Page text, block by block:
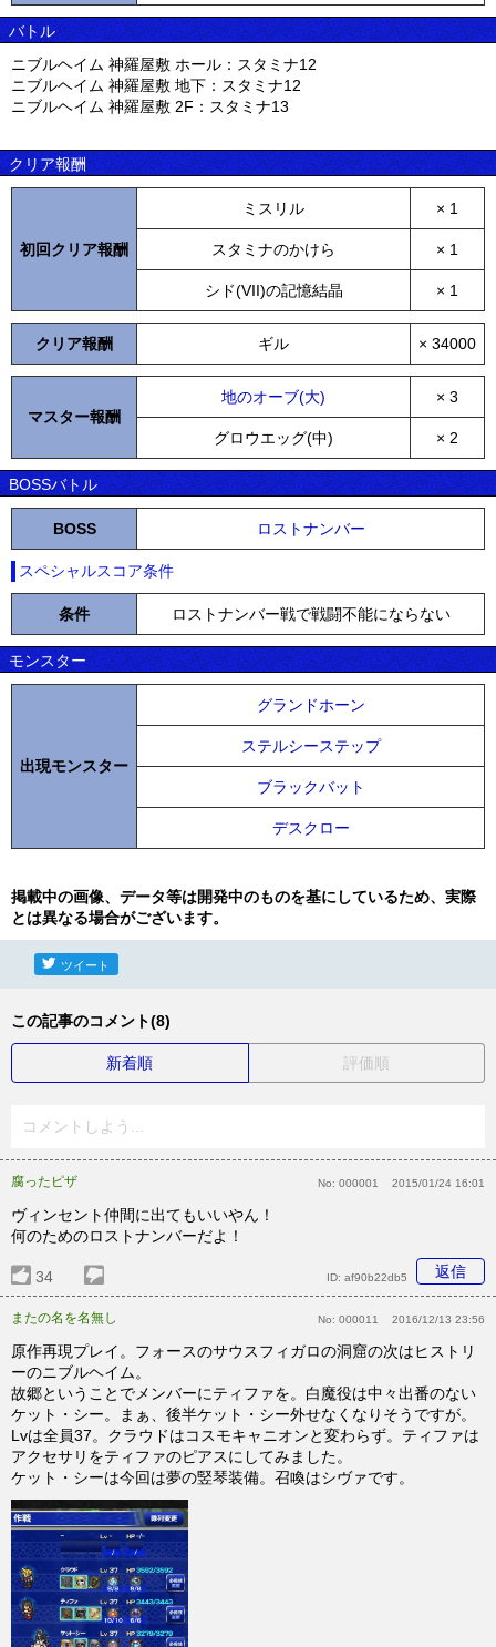
バトル
ニブルヘイム 神羅屋敷 ホール：スタミナ12
ニブルヘイム 神羅屋敷 地下：スタミナ12
ニブルヘイム 神羅屋敷 2F：スタミナ13
クリア報酬
初回クリア報酬
ミスリル × 1
スタミナのかけら × 1
シド(VII)の記憶結晶 × 1
クリア報酬 ギル × 34000
マスター報酬
地のオーブ(大) × 3
グロウエッグ(中) × 2
BOSSバトル
BOSS ロストナンバー
スペシャルスコア条件
条件 ロストナンバー戦で戦闘不能にならない
モンスター
出現モンスター
グランドホーン
ステルシーステップ
ブラックバット
デスクロー
掲載中の画像、データ等は開発中のものを基にしているため、実際
とは異なる場合がございます。
ツイート
この記事のコメント(8)
新着順 評価順
コメントしよう...
腐ったピザ No: 000001 2015/01/24 16:01
ヴィンセント仲間に出てもいいやん！
何のためのロストナンバーだよ！
34 返信
ID: af90b22db5
またの名を名無し No: 000011 2016/12/13 23:56
原作再現プレイ。フォースのサウスフィガロの洞窟の次はヒストリ
ーのニブルヘイム。
故郷ということでメンバーにティファを。白魔役は中々出番のない
ケット・シー。まぁ、後半ケット・シー外せなくなりそうですが。
Lvは全員37。クラウドはコスモキャニオンと変わらず。ティファは
アクセサリをティファのピアスにしてみました。
ケット・シーは今回は夢の竪琴装備。召喚はシヴァです。